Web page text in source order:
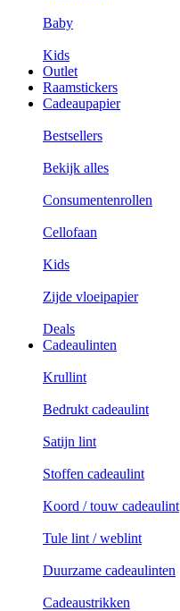
Baby
Kids
Outlet
Raamstickers
Cadeaupapier
Bestsellers
Bekijk alles
Consumentenrollen
Cellofaan
Kids
Zijde vloeipapier
Deals
Cadeaulinten
Krullint
Bedrukt cadeaulint
Satijn lint
Stoffen cadeaulint
Koord / touw cadeaulint
Tule lint / weblint
Duurzame cadeaulinten
Cadeaustrikken